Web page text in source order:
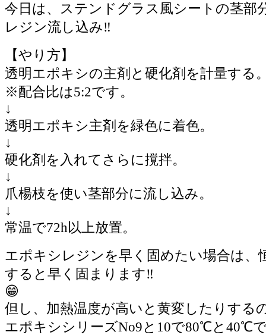
今日は、ステンドグラス風シートの茎部
レジン流し込み‼️
【やり方】
透明エポキシの主剤と硬化剤を計量する
※配合比は5:2です。
↓
透明エポキシ主剤を緑色に着色。
↓
硬化剤を入れてさらに撹拌。
↓
爪楊枝を使い茎部分に流し込み。
↓
常温で72h以上放置。
エポキシレジンを早く固めたい場合は、
すると早く固まります‼️
😁
但し、加熱温度が高いと黄変したりする
エポキシシリーズNo9と10で80℃と40℃